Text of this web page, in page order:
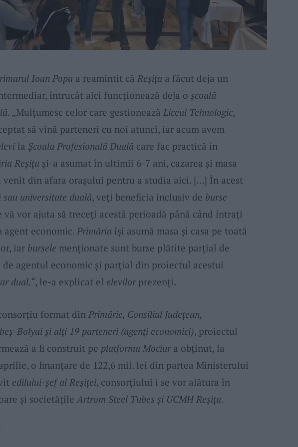
Ioan Popa a reamintit că Reșița a făcut deja un
întrucât aici funcționează deja o școală
. „Mulțumesc celor care gestionează Liceul Tehnologic,
să vină parteneri cu noi atunci, iar acum avem
la Școala Profesională Duală care fac practică în
Reșița și-a asumat în ultimii 6-7 ani, cazarea și masa
venit din afara orașului pentru a studia aici. […] În acest
sau universitate duală, veți beneficia inclusiv de burse
vă vor ajuta să treceți acestă perioadă până când intrați
economic. Primăria își asumă masa și casa pe toată
iar bursele menționate sunt burse plătite parțial de
agentul economic și parțial din proiectul acestui
dual.“, le-a explicat el elevilorprezenți.
format din Primărie, Consiliul Județean,
Bolyai și alți 19 parteneri (agenți economici), proiectul
a fi construit pe platforma Mociura obținut, la
o finanțare de 122,6 mil. lei din partea Ministerului
edilului-șef al Reșiței, consorțiului i se vor alătura în
și societățileArtrom Steel Tubes și UCMH Reșița.